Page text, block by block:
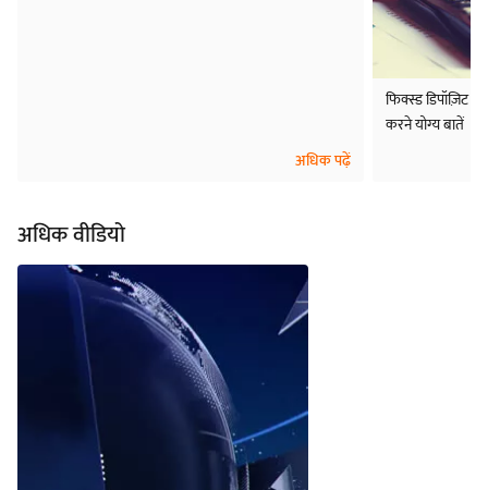
अधिक पढ़ें
फिक्स्ड डिपॉज़िट
करने योग्य बातें
अधिक वीडियो